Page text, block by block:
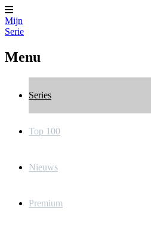
Mijn
Serie
Menu
Series
Top 100
Nieuws
Premium